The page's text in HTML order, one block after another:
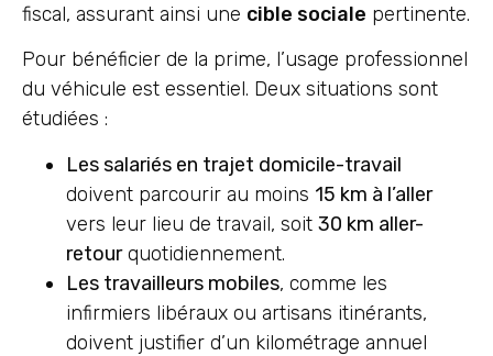
fiscal, assurant ainsi une cible sociale pertinente.
Pour bénéficier de la prime, l’usage professionnel
du véhicule est essentiel. Deux situations sont
étudiées :
Les salariés en trajet domicile-travail
doivent parcourir au moins 15 km à l’aller
vers leur lieu de travail, soit 30 km aller-
retourquotidiennement.
Les travailleurs mobiles, comme les
infirmiers libéraux ou artisans itinérants,
doivent justifier d’un kilométrage annuel